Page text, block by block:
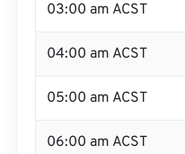
03:00 am ACST
04:00 am ACST
05:00 am ACST
06:00 am ACST